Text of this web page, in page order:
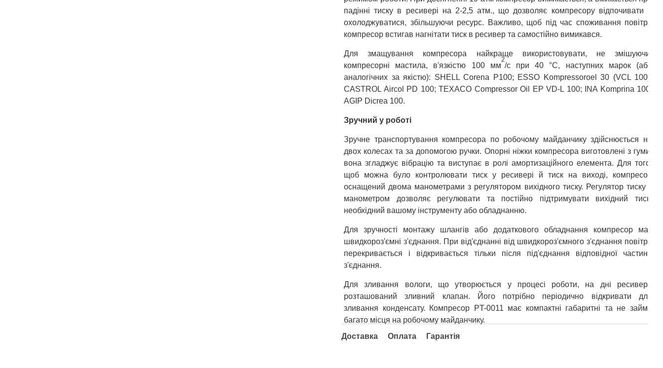
падінні тиску в ресивері на 2-2,5 атм., що дозволяє компресору відпочивати й
охолоджуватися, збільшуючи ресурс. Важливо, щоб під час споживання повітря
компресор встигав нагнітати тиск в ресивер та самостійно вимикався.
Для змащування компресора найкраще використовувати, не змішуючи,
компресорні мастила, в'язкістю 100 мм
2
/с при 40 °C, наступних марок (або
аналогічних за якістю): SHELL Corena P100; ESSO Kompressoroel 30 (VCL 100);
CASTROL Aircol PD 100; TEXACO Compressor Oil EP VD-L 100; INA Komprina 100;
AGIP Dicrea 100.
Зручний у роботі
Зручне транспортування компресора по робочому майданчику здійснюється на
двох колесах та за допомогою ручки. Опорні ніжки компресора виготовлені з гуми,
вона згладжує вібрацію та виступає в ролі амортизаційного елемента. Для того,
щоб можна було контролювати тиск у ресивері й тиск на виході, компресор
оснащений двома манометрами з регулятором вихідного тиску. Регулятор тиску з
манометром дозволяє регулювати та постійно підтримувати вихідний тиск,
необхідний вашому інструменту або обладнанню.
Для зручності монтажу шлангів або додаткового обладнання компресор має
швидкороз'ємні з'єднання. При від'єднанні від швидкороз'ємного з'єднання повітря
перекривається і відкривається тільки після під'єднання відповідної частини
з'єднання.
Для зливання вологи, що утворюється у процесі роботи, на дні ресивера
розташований зливний клапан. Його потрібно періодично відкривати для
зливання конденсату. Компресор PT-0011 має компактні габаритні та не займе
багато місця на робочому майданчику.
Доставка
Оплата Гарантія